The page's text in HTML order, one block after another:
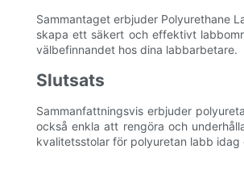
Sammantaget erbjuder Polyurethane
skapa ett säkert och effektivt
välbefinnandet hos dina labbarbetare.
Slutsats
Sammanfattningsvis erbjuder
också enkla att rengöra och
kvalitetsstolar för polyuretan labb